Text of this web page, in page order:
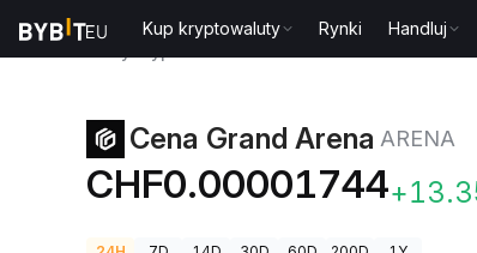
Kup kryptowaluty Rynki Handluj
Cena Grand Arena ARENA
CHF0.00001744